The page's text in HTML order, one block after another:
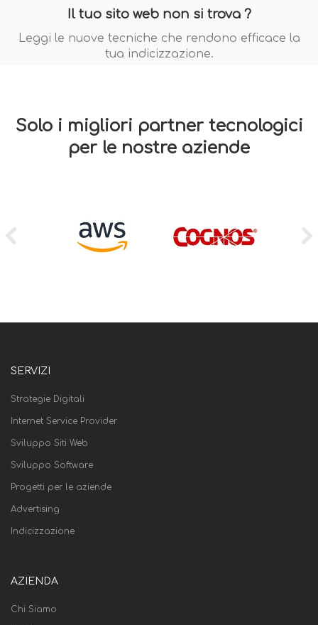
Il tuo sito web non si trova ?
Leggi le nuove tecniche che rendono efficace la
tua indicizzazione.
Solo i migliori partner tecnologici
per le nostre aziende
SERVIZI
Strategie Digitali
Internet Service Provider
Sviluppo Siti Web
Sviluppo Software
Progetti per le aziende
Advertising
Indicizzazione
AZIENDA
Chi Siamo